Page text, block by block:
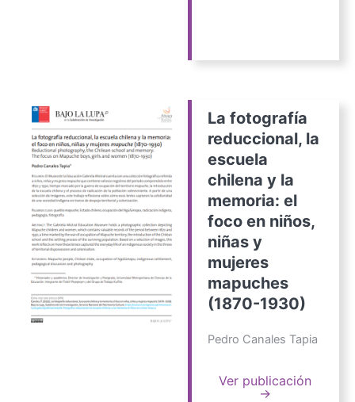
La fotografía
reduccional, la
escuela
chilena y la
memoria: el
foco en niños,
niñas y
mujeres
mapuches
(1870-1930)
Pedro Canales Tapia
Ver publicación
→